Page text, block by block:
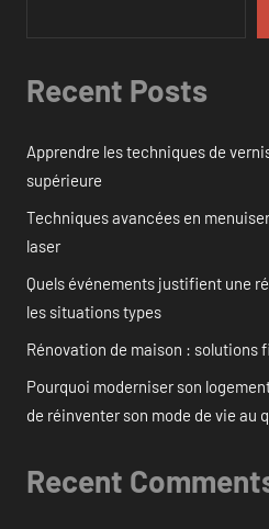
Recent Posts
Apprendre les techniques de
supérieure
Techniques avancées en
laser
Quels événements justifient une
les situations types
Rénovation de maison : solutions
Pourquoi moderniser son
de réinventer son mode de vie au
Recent